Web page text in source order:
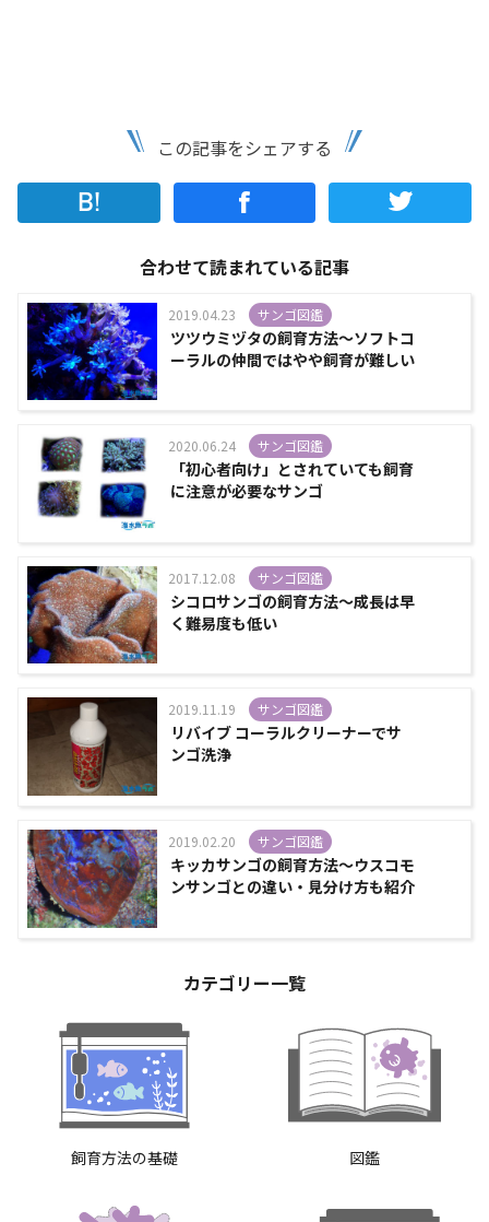
この記事をシェアする
合わせて読まれている記事
2019.04.23 サンゴ図鑑
ツツウミヅタの飼育方法～ソフトコ
ーラルの仲間ではやや飼育が難しい
2020.06.24 サンゴ図鑑
「初心者向け」とされていても飼育
に注意が必要なサンゴ
2017.12.08 サンゴ図鑑
シコロサンゴの飼育方法～成長は早
く難易度も低い
2019.11.19 サンゴ図鑑
リバイブ コーラルクリーナーでサ
ンゴ洗浄
2019.02.20 サンゴ図鑑
キッカサンゴの飼育方法～ウスコモ
ンサンゴとの違い・見分け方も紹介
カテゴリー一覧
飼育方法の基礎 図鑑